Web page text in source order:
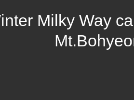
Milky Way